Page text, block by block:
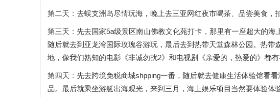
第二天：去蜈支洲岛尽情玩海，晚上去三亚网红夜市喝茶、品尝美食，
第三天：先去国家5a级景区南山佛教文化苑打卡，那里有一座超大的海
随后就去到亚龙湾国际玫瑰谷游玩，最后去到热带天堂森林公园。热带
地，像我们熟知的电影《非诚勿扰2》和电视剧《亲爱的，热爱的》都有
第四天：先去跨境免税商城shpping一番，随后就去健康生活体验馆看
品。最后就乘坐游艇出海观光，来到三月，海上娱乐项目当然要体验体